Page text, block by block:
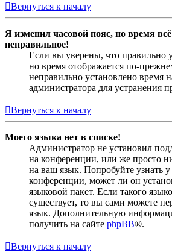
Вернуться к началу
Я изменил часовой пояс, но время
неправильное!
Если вы уверены, что правильно
но время отображается по-
неправильно установлено время
администратора для устранения
Вернуться к началу
Моего языка нет в списке!
Администратор не установил
на конференции, или же просто
на ваш язык. Попробуйте узнать
конференции, может ли он
языковой пакет. Если такого
существует, то вы сами можете
язык. Дополнительную
получить на сайте phpBB®.
Вернуться к началу